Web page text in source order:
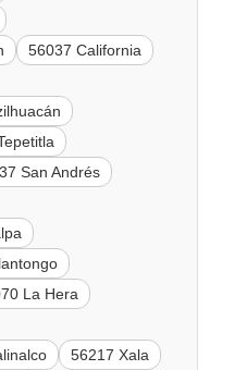
56037 California
San Andrés
La Hera
56217 Xala